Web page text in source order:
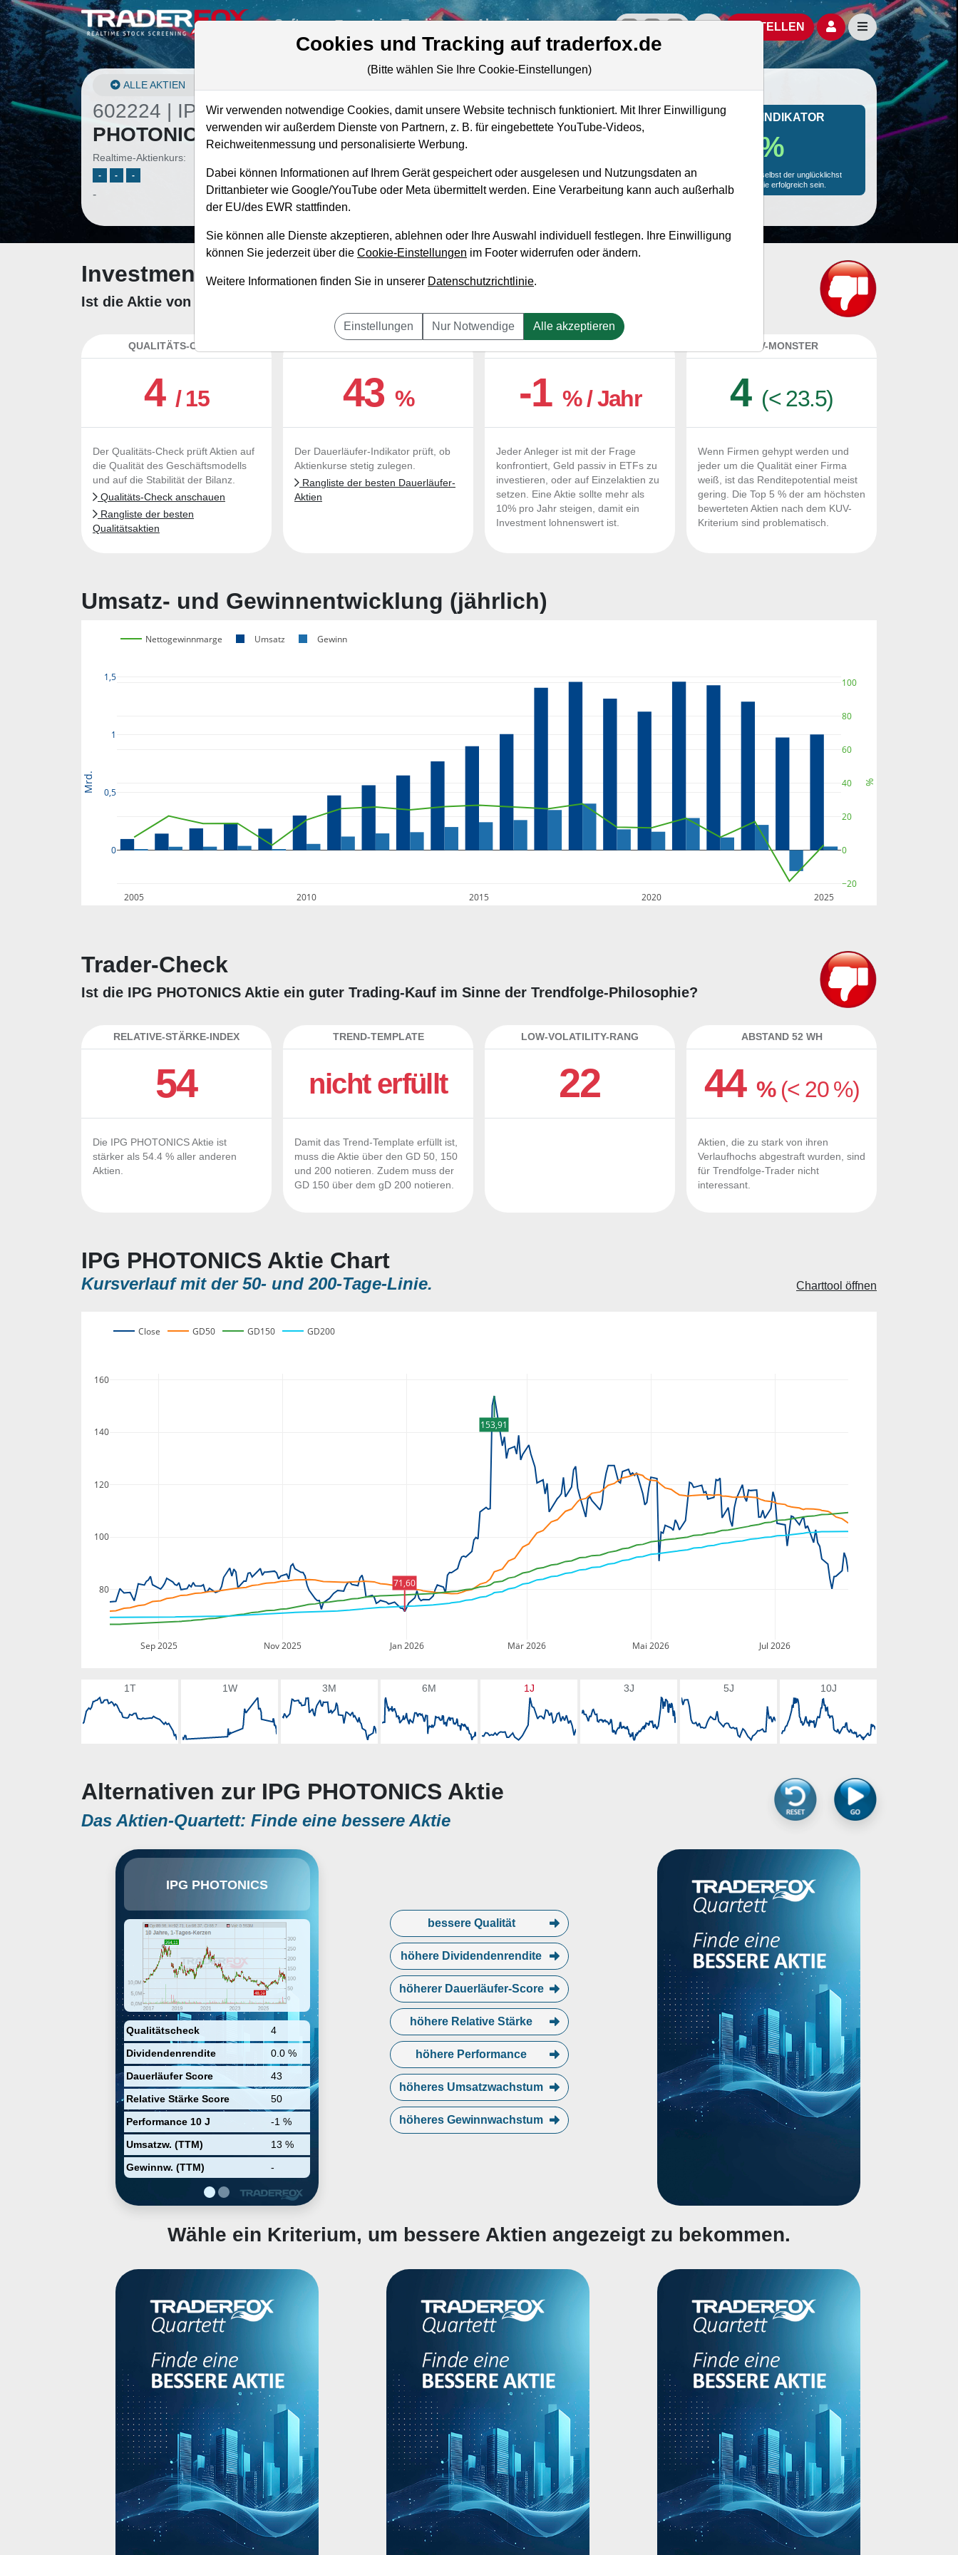
Software Live-Trading Akademie offizielle Social Media-AccountsAktien- und Artikelsuche öffnen
BESTELLEN Seitennavigation
ALLE AKTIEN
602224 | IPGP–IPG
PHOTONICS Aktie
Realtime-Aktienkurs:
- - -
-
Marktkapitalisierung 3,68 Mrd. USD
Unternehmenswert
Umsatz 1,00 Mrd. USD
MONKEY-TRADER INDIKATOR
69.7 %
Mit 69.7 % Wahrscheinlichkeit wird selbst der unglücklichst
agierende Trader mit dieser Aktie erfolgreich sein.
Investment-Check: Kaufempfehlung?
Ist die Aktie von IPG PHOTONICS zum Kaufen und Liegenlassen geeignet?
QUALITÄTS-CHECK
4 / 15
Der Qualitäts-Check prüft Aktien auf
die Qualität des Geschäftsmodells
und auf die Stabilität der Bilanz.
Qualitäts-Check anschauen
Rangliste der besten
Qualitätsaktien
43 %
Der Dauerläufer-Indikator prüft, ob
Aktienkurse stetig zulegen.
Rangliste der besten Dauerläufer-
Aktien
-1 % / Jahr
Jeder Anleger ist mit der Frage
konfrontiert, Geld passiv in ETFs zu
investieren, oder auf Einzelaktien zu
setzen. Eine Aktie sollte mehr als
10% pro Jahr steigen, damit ein
Investment lohnenswert ist.
KUV-MONSTER
4 (< 23.5)
Wenn Firmen gehypt werden und
jeder um die Qualität einer Firma
weiß, ist das Renditepotential meist
gering. Die Top 5 % der am höchsten
bewerteten Aktien nach dem KUV-
Kriterium sind problematisch.
Umsatz- und Gewinnentwicklung (jährlich)
2005 2010 2015 2020 2025
0
0,5
1
1,5
−20
0
20
40
60
80
100
Nettogewinnmarge Umsatz Gewinn
Mrd. %
Trader-Check
Ist die IPG PHOTONICS Aktie ein guter Trading-Kauf im Sinne der Trendfolge-Philosophie?
RELATIVE-STÄRKE-INDEX
54
Die IPG PHOTONICS Aktie ist
stärker als 54.4 % aller anderen
Aktien.
TREND-TEMPLATE
nicht erfüllt
Damit das Trend-Template erfüllt ist,
muss die Aktie über den GD 50, 150
und 200 notieren. Zudem muss der
GD 150 über dem gD 200 notieren.
LOW-VOLATILITY-RANG
22
ABSTAND 52 WH
44% (< 20 %)
Aktien, die zu stark von ihren
Verlaufhochs abgestraft wurden, sind
für Trendfolge-Trader nicht
interessant.
IPG PHOTONICS Aktie Chart
Kursverlauf mit der 50- und 200-Tage-Linie. Charttool öffnen
Sep 2025 Nov 2025 Jan 2026 Mär 2026 Mai 2026 Jul 2026
80
100
120
140
160
Close GD50 GD150 GD200
153,91
71,60
1T 1W 3M 6M 1J 3J 5J 10J
Alternativen zur IPG PHOTONICS Aktie
Das Aktien-Quartett: Finde eine bessere Aktie
IPG PHOTONICS
Qualitätscheck
4
Dividendenrendite
0.0 %
Dauerläufer Score
43
Relative Stärke Score
50
Performance 10 J
-1 %
Umsatzw. (TTM)
13 %
Gewinnw. (TTM)
-
the design, development,
fiber lasers, laser systems, fiber
amplifiers, and related optical
components. Its products include
lasers, beam delivery, medical,
telecom equipment, product finder
and components such as pump
diodes, chillers, and mid-IR
crystals. The company was
founded by Valentin P. Gapontsev
and Igor Samartsev in 1990 and is
headquartered in Marlborough,
MA.
bessere Qualität
höhere Dividendenrendite
höherer Dauerläufer-Score
höhere Relative Stärke
höhere Performance
höheres Umsatzwachstum
höheres Gewinnwachstum
Wähle ein Kriterium, um bessere Aktien angezeigt zu bekommen.
Cookies und Tracking auf traderfox.de
(Bitte wählen Sie Ihre Cookie-Einstellungen)
Wir verwenden notwendige Cookies, damit unsere Website technisch funktioniert. Mit Ihrer Einwilligung
verwenden wir außerdem Dienste von Partnern, z. B. für eingebettete YouTube-Videos,
Reichweitenmessung und personalisierte Werbung.
Dabei können Informationen auf Ihrem Gerät gespeichert oder ausgelesen und Nutzungsdaten an
Drittanbieter wie Google/YouTube oder Meta übermittelt werden. Eine Verarbeitung kann auch außerhalb
der EU/des EWR stattfinden.
Sie können alle Dienste akzeptieren, ablehnen oder Ihre Auswahl individuell festlegen. Ihre Einwilligung
können Sie jederzeit über die Cookie-Einstellungen im Footer widerrufen oder ändern.
Weitere Informationen finden Sie in unserer Datenschutzrichtlinie.
Einstellungen Nur Notwendige Alle akzeptieren